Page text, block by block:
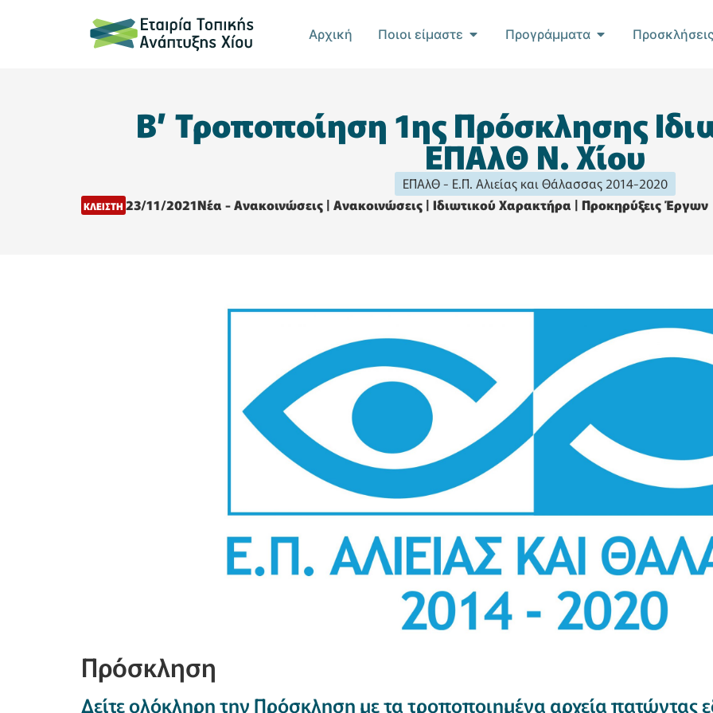
Αρχική Ποιοι είμαστε Προγράμματα
B’ Τροποποίηση 1ης Πρόσκλησης
ΕΠΑλΘ Ν. Χίου
ΕΠΑλΘ - Ε.Π. Αλιείας και Θάλασσας 2014-2020
ΚΛΕΙΣΤΗ 23/11/2021Νέα - Ανακοινώσεις | Ανακοινώσεις | Ιδιωτικού Χαρακτήρα | Προκηρύξεις Έργων
Πρόσκληση
Δείτε ολόκληρη την Πρόσκληση με τα τροποποιημένα αρχεία πατώντας